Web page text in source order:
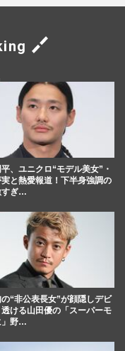
、ユニクロ“モデル美女”・
と熱愛報道！下半身強調の
すぎ…
“非公表長女”が顔隠しデビ
透ける山田優の「スーパーモ
」野…